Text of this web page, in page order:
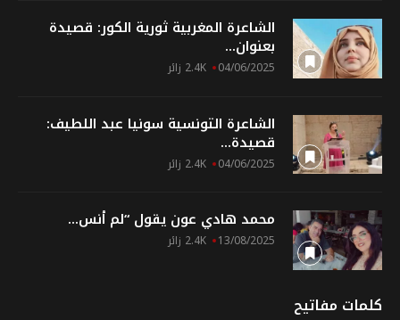
الشاعرة المغربية ثورية الكور: قصيدة
بعنوان...
04/06/2025 2.4K زائر
الشاعرة التونسية سونيا عبد اللطيف:
قصيدة...
04/06/2025 2.4K زائر
محمد هادي عون يقول “لم أنس...
13/08/2025 2.4K زائر
كلمات مفاتيح